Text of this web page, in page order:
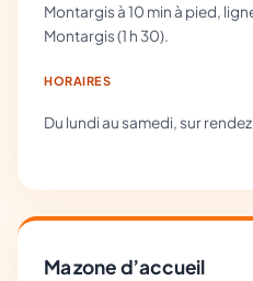
Montargis à 10 min à pied,
Montargis (1 h 30).
HORAIRES
Du lundi au samedi, sur
Ma zone d’accueil